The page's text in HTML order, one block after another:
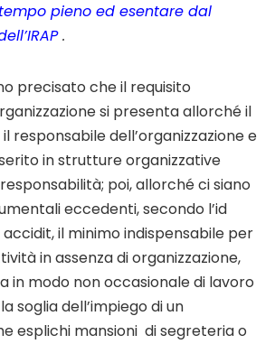
pieno ed esentare dal
.
precisato che il requisito
si presenta allorché il
responsabile dell’organizzazione e
in strutture organizzative
poi, allorché ci siano
eccedenti, secondo l’id
il minimo indispensabile per
in assenza di organizzazione,
in modo non occasionale di lavoro
soglia dell’impiego di un
esplichi mansioni di segreteria o